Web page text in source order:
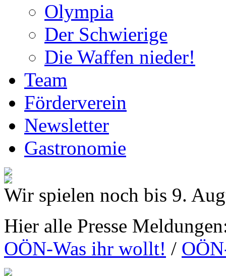
Olympia
Der Schwierige
Die Waffen nieder!
Team
Förderverein
Newsletter
Gastronomie
Wir spielen noch bis 9.
Hier alle Presse
OÖN-Was ihr wollt! /